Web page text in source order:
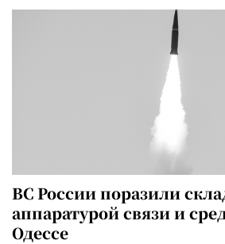
ВС России поразили
аппаратурой связи и
Одессе